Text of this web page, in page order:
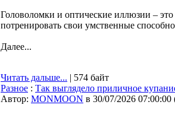
Головоломки и оптические иллюзии –
потренировать свои умственные
Далее...
Читать дальше... | 574 байт
Разное : Так выглядело приличное
Автор: MONMOON в 30/07/2026 07:00:00